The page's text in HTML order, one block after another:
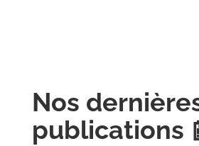
Nos
publications